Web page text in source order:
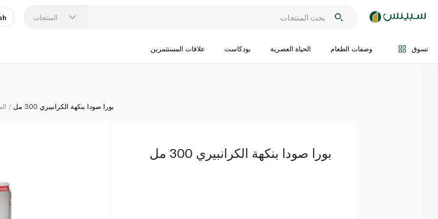
المنتجات
تسوق وصفات الطعام الحياة العصرية بودكاست علاقات المستثمرين
اضف الى السلة
بورا صودا بنكهة الكرانبيري 300 مل
بورا صودا بنكهة الكرانبيري 300 مل